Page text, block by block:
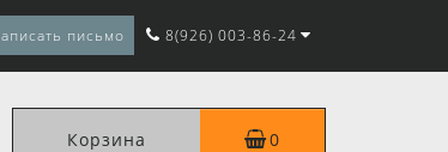
письмо 8(926) 003-86-24
Корзина 0